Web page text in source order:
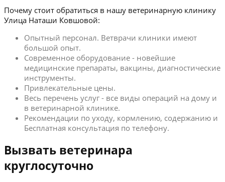
Почему стоит обратиться в нашу ветеринарную клинику
Улица Наташи Ковшовой:
Опытный персонал. Ветврачи клиники имеют
большой опыт.
Современное оборудование - новейшие
медицинские препараты, вакцины, диагностические
инструменты.
Привлекательные цены.
Весь перечень услуг - все виды операций на дому и
в ветеринарной клинике.
Рекомендации по уходу, кормлению, содержанию и
Бесплатная консультация по телефону.
Вызвать ветеринара
круглосуточно